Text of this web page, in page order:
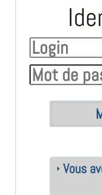
Vous